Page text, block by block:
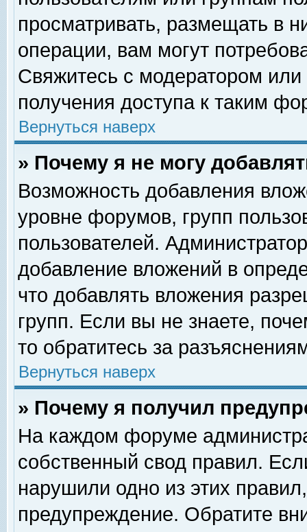
просматривать, размещать в
операции, вам могут
Свяжитесь с модератором
получения доступа к таким
Вернуться наверх
» Почему я не могу
Возможность добавления
уровне форумов, групп
пользователей.
добавление вложений в
что добавлять вложения
групп. Если вы не знаете,
то обратитесь за
Вернуться наверх
» Почему я получил
На каждом форуме
собственный свод правил.
нарушили одно из этих
предупреждение. Обратите